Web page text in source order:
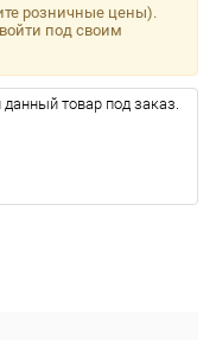
розничные цены).
под своим
товар под заказ.